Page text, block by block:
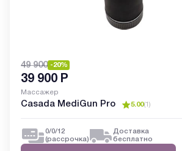
49 900 -20%
39 900 Р
Массажер
Casada MediGun Pro 5.00(1)
0/0/12
(рассрочка)
Доставка
бесплатно